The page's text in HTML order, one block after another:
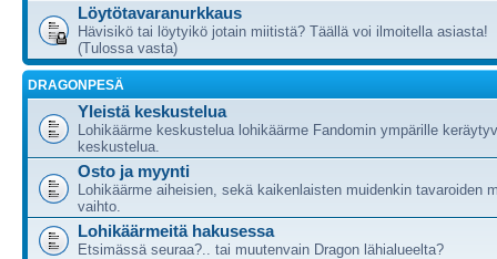
Löytötavaranurkkaus
Hävisikö tai löytyikö jotain miitistä? Täällä voi ilmoitella asiasta!
(Tulossa vasta)
DRAGONPESÄ
Yleistä keskustelua
Lohikäärme keskustelua lohikäärme Fandomin ympärille
keskustelua.
Osto ja myynti
Lohikäärme aiheisien, sekä kaikenlaisten muidenkin tavaroiden
vaihto.
Lohikäärmeitä hakusessa
Etsimässä seuraa?.. tai muutenvain Dragon lähialueelta?